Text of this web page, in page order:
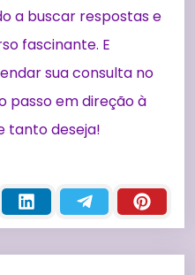
a buscar respostas e
fascinante. E
sua consulta no
passo em direção à
tanto deseja!